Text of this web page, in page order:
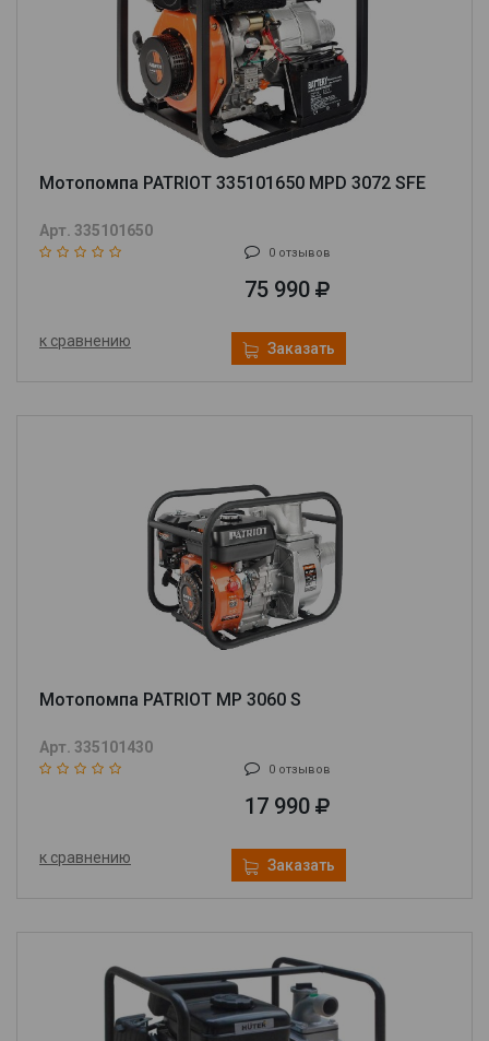
Мотопомпа PATRIOT 335101650 MPD 3072 SFE
Арт. 335101650
0 отзывов
75 990
к сравнению Заказать
Мотопомпа PATRIOT MP 3060 S
Арт. 335101430
0 отзывов
17 990
к сравнению Заказать